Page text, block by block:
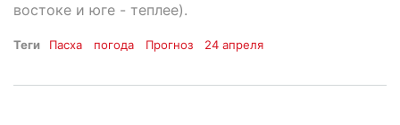
востоке и юге - теплее).
Теги Пасха погода Прогноз 24 апреля